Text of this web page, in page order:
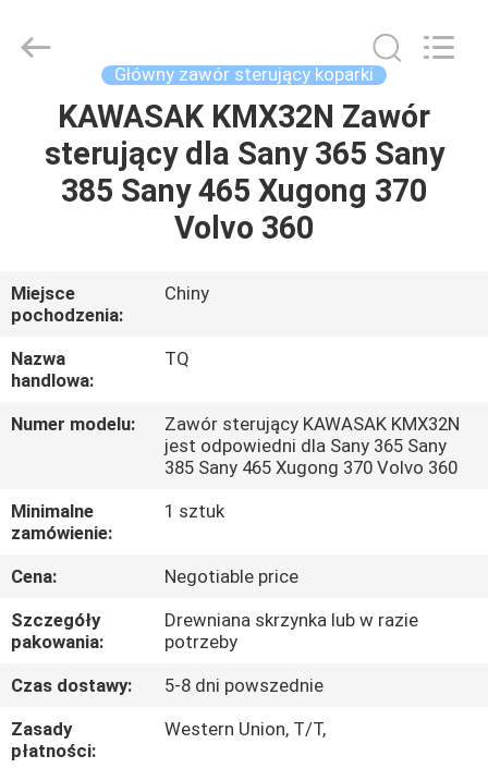
DOM
PRODUKTY
POKAZ
VR
O
WYCIECZKA
PO
FABRYCE
KONTROLA
JAKOŚCI
Machinery
Główny zawór sterujący koparki
KAWASAK KMX32N Zawór
sterujący dla Sany 365 Sany
385 Sany 465 Xugong 370
Volvo 360
Miejsce
pochodzenia:
Chiny
Nazwa
handlowa:
TQ
Numer modelu:
Zawór sterujący KAWASAK KMX32N
jest odpowiedni dla Sany 365 Sany
385 Sany 465 Xugong 370 Volvo 360
Minimalne
zamówienie:
1 sztuk
Cena:
Negotiable price
Szczegóły
pakowania:
Drewniana skrzynka lub w razie
potrzeby
Czas dostawy:
5-8 dni powszednie
Zasady
płatności:
Western Union, T/T,